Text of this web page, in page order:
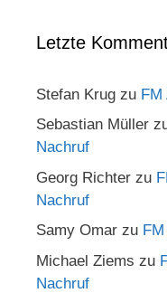
Letzte
Stefan Krug zu FM
Sebastian Müller
Nachruf
Georg Richter zu
Nachruf
Samy Omar zu
Michael Ziems zu
Nachruf